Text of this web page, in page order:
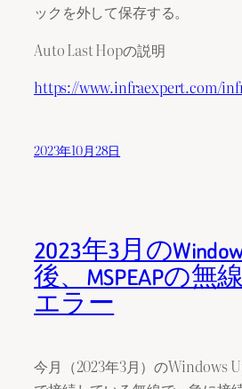
ックを外して保存する。
Auto Last Hopの説明
https://www.infraexpert.com/
2023年10月28日
2023年3月の
後、MSPEAPの無
エラー
今月（2023年3月）のWindows